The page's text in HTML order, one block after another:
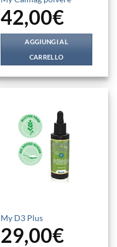
42,00€
AGGIUNGI AL
CARRELLO
My D3 Plus
29,00€